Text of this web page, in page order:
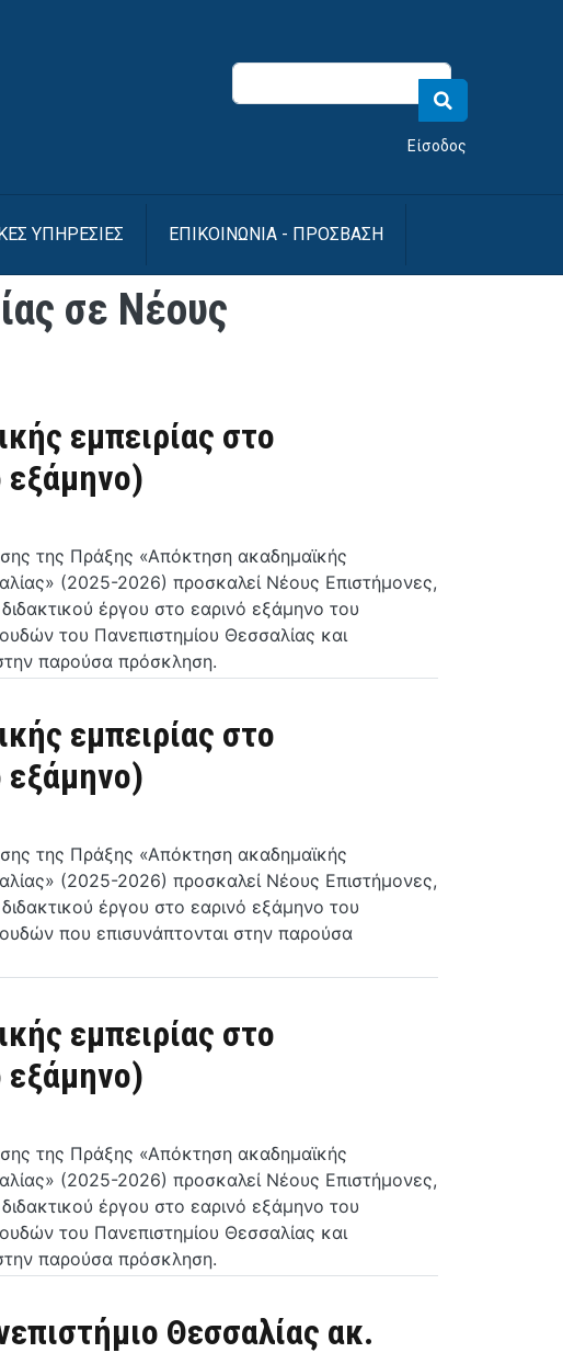
Είσοδος
ΥΠΗΡΕΣΙΕΣ ΕΠΙΚΟΙΝΩΝΙΑ - ΠΡΟΣΒΑΣΗ
σε Νέους
εμπειρίας στο
εξάμηνο)
της Πράξης «Απόκτηση ακαδημαϊκής
(2025-2026) προσκαλεί Νέους Επιστήμονες,
έργου στο εαρινό εξάμηνο του
του Πανεπιστημίου Θεσσαλίας και
παρούσα πρόσκληση.
εμπειρίας στο
εξάμηνο)
της Πράξης «Απόκτηση ακαδημαϊκής
(2025-2026) προσκαλεί Νέους Επιστήμονες,
έργου στο εαρινό εξάμηνο του
που επισυνάπτονται στην παρούσα
εμπειρίας στο
εξάμηνο)
της Πράξης «Απόκτηση ακαδημαϊκής
(2025-2026) προσκαλεί Νέους Επιστήμονες,
έργου στο εαρινό εξάμηνο του
του Πανεπιστημίου Θεσσαλίας και
παρούσα πρόσκληση.
Θεσσαλίας ακ.